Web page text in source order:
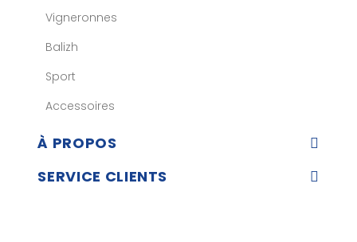
Vigneronnes
Balizh
Sport
Accessoires
À PROPOS
SERVICE CLIENTS